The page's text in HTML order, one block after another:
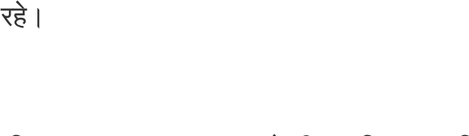
रहे।